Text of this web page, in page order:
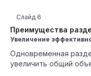
Преимущества
Слайд 6
Увеличение
Одновременная
увеличить общий